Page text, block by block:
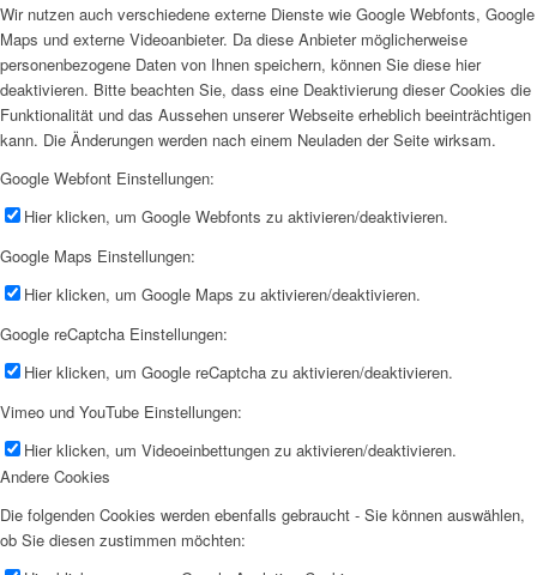
Wir nutzen auch verschiedene externe Dienste wie Google Webfonts, Google
Maps und externe Videoanbieter. Da diese Anbieter möglicherweise
personenbezogene Daten von Ihnen speichern, können Sie diese hier
deaktivieren. Bitte beachten Sie, dass eine Deaktivierung dieser Cookies die
Funktionalität und das Aussehen unserer Webseite erheblich beeinträchtigen
kann. Die Änderungen werden nach einem Neuladen der Seite wirksam.
Google Webfont Einstellungen:
Hier klicken, um Google Webfonts zu aktivieren/deaktivieren.
Google Maps Einstellungen:
Hier klicken, um Google Maps zu aktivieren/deaktivieren.
Google reCaptcha Einstellungen:
Hier klicken, um Google reCaptcha zu aktivieren/deaktivieren.
Vimeo und YouTube Einstellungen:
Hier klicken, um Videoeinbettungen zu aktivieren/deaktivieren.
Andere Cookies
Die folgenden Cookies werden ebenfalls gebraucht - Sie können auswählen,
ob Sie diesen zustimmen möchten: